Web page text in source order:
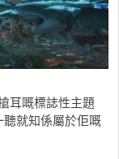
耳嘅標誌性主題
就知係屬於佢嘅